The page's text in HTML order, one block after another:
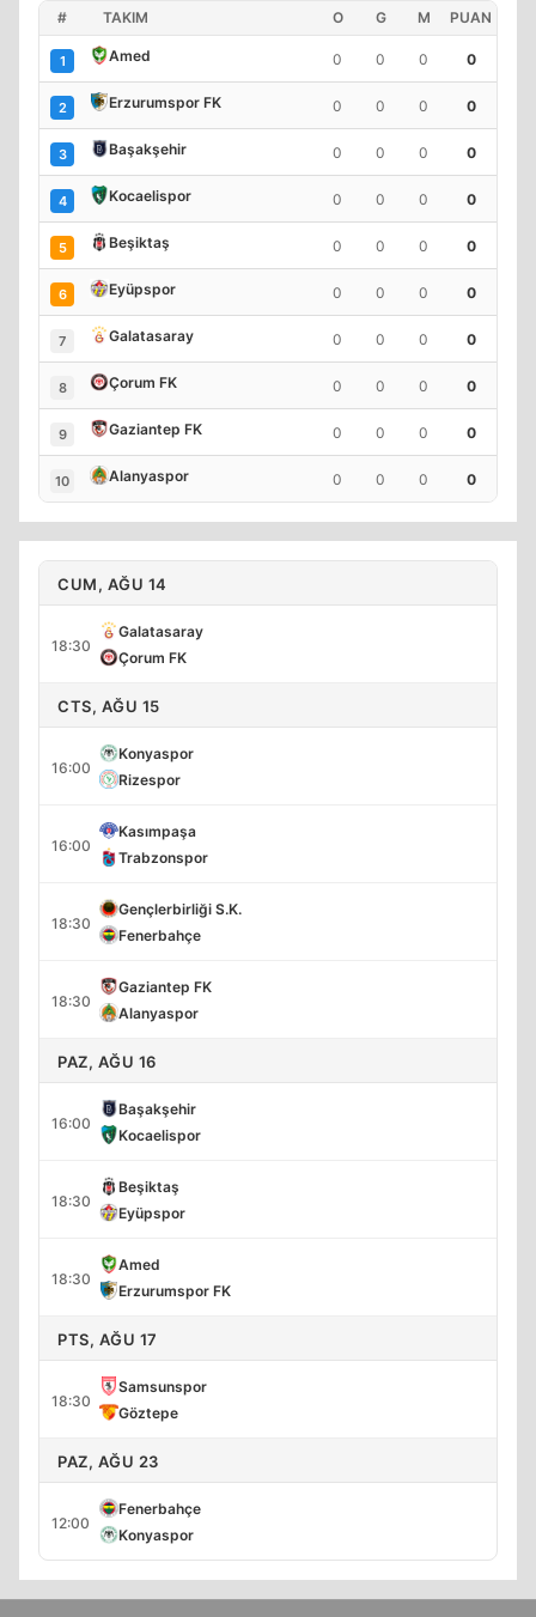
# TAKIM O G M PUAN
1 Amed 0 0 0 0
2 Erzurumspor FK 0 0 0 0
3 Başakşehir 0 0 0 0
4 Kocaelispor 0 0 0 0
5 Beşiktaş 0 0 0 0
6 Eyüpspor 0 0 0 0
7 Galatasaray 0 0 0 0
8 Çorum FK 0 0 0 0
9 Gaziantep FK 0 0 0 0
10 Alanyaspor 0 0 0 0
CUM, AĞU 14
18:30
Galatasaray
Çorum FK
CTS, AĞU 15
16:00
Konyaspor
Rizespor
16:00
Kasımpaşa
Trabzonspor
18:30
Gençlerbirliği S.K.
Fenerbahçe
18:30
Gaziantep FK
Alanyaspor
PAZ, AĞU 16
16:00
Başakşehir
Kocaelispor
18:30
Beşiktaş
Eyüpspor
18:30
Amed
Erzurumspor FK
PTS, AĞU 17
18:30
Samsunspor
Göztepe
PAZ, AĞU 23
12:00
Fenerbahçe
Konyaspor